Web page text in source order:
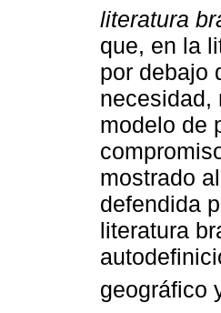
literatura
que, en la
por debajo
necesidad,
modelo de
mostrado
defendida
literatura
geográfico